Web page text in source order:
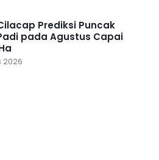
Prediksi Puncak
pada Agustus Capai
2026